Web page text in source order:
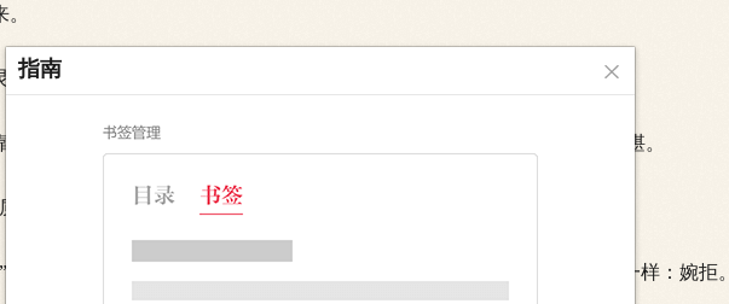
脉。各大宗门设下招收点，凡人少年们蜂拥而至。
的“天剑宗”。测灵台上，他握住测灵石——结果是下品灵根，且杂乱不堪。
差，恕难录用。”执事长老摇头，挥手让他离开。
云阁”“合欢宗”……一家又一家，张凌跑遍了附近十几个宗门，结果都一样：婉拒。
指南